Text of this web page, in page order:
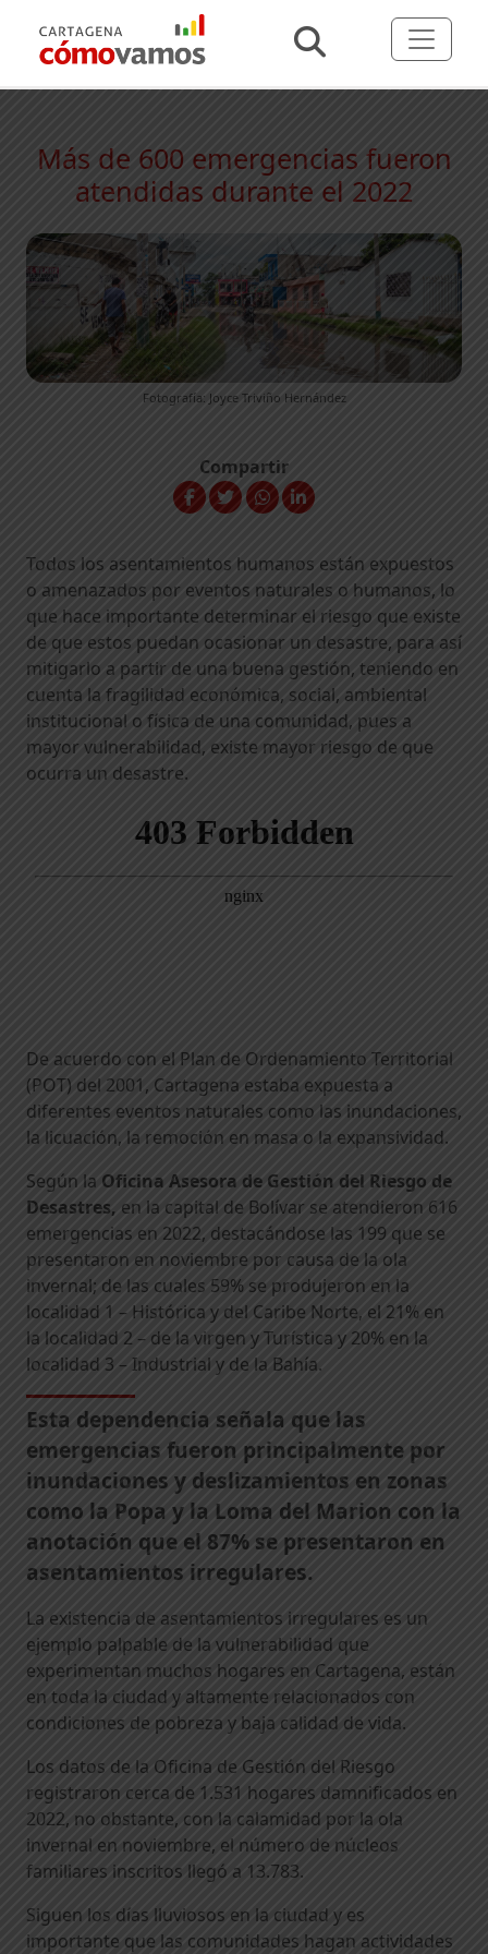
Más de 600 emergencias fueron
atendidas durante el 2022
Fotografía: Joyce Triviño Hernández
Compartir
Todos los asentamientos humanos están expuestos
o amenazados por eventos naturales o humanos, lo
que hace importante determinar el riesgo que existe
de que estos puedan ocasionar un desastre, para así
mitigarlo a partir de una buena gestión, teniendo en
cuenta la fragilidad económica, social, ambiental
institucional o física de una comunidad, pues a
mayor vulnerabilidad, existe mayor riesgo de que
ocurra un desastre.
De acuerdo con el Plan de Ordenamiento Territorial
(POT) del 2001, Cartagena estaba expuesta a
diferentes eventos naturales como las inundaciones,
la licuación, la remoción en masa o la expansividad.
Según la Oficina Asesora de Gestión del Riesgo de
Desastres, en la capital de Bolívar se atendieron 616
emergencias en 2022, destacándose las 199 que se
presentaron en noviembre por causa de la ola
invernal; de las cuales 59% se produjeron en la
localidad 1 – Histórica y del Caribe Norte, el 21% en
la localidad 2 – de la virgen y Turística y 20% en la
localidad 3 – Industrial y de la Bahía.
Esta dependencia señala que las
emergencias fueron principalmente por
inundaciones y deslizamientos en zonas
como la Popa y la Loma del Marion con la
anotación que el 87% se presentaron en
asentamientos irregulares.
La existencia de asentamientos irregulares es un
ejemplo palpable de la vulnerabilidad que
experimentan muchos hogares en Cartagena, están
en toda la ciudad y altamente relacionados con
condiciones de pobreza y baja calidad de vida.
Los datos de la Oficina de Gestión del Riesgo
registraron cerca de 1.531 hogares damnificados en
2022, no obstante, con la calamidad por la ola
invernal en noviembre, el número de núcleos
familiares inscritos llegó a 13.783.
Siguen los días lluviosos en la ciudad y es
importante que las comunidades hagan actividades